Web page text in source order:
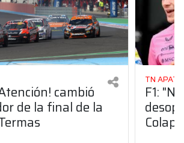
cambió
de la final de la
TN APAT
F1: